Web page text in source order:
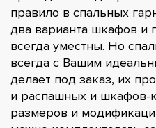
правило в спальных
два варианта шкафов и
всегда уместны. Но
всегда с Вашим
делает под заказ, их
и распашных и шкафов-
размеров и